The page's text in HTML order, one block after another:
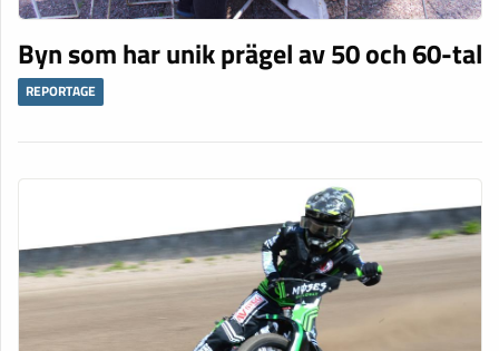
Byn som har unik prägel av 50 och 60-tal
REPORTAGE